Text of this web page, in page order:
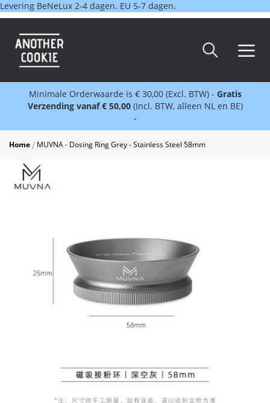
Levering BeNeLux 2-4 dagen. EU 5-7 dagen.
Minimale Orderwaarde is € 30,00 (Excl. BTW) - Gratis
Verzending vanaf € 50,00 (Incl. BTW, alleen NL en BE)
-
Home MUVNA - Dosing Ring Grey - Stainless Steel 58mm
Skip
the